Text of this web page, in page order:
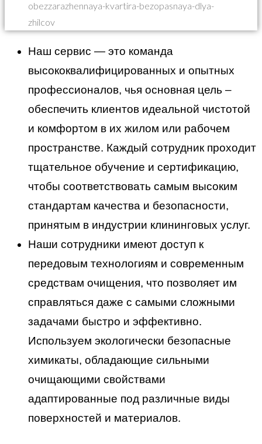
Наш сервис — это команда
высококвалифицированных и опытных
профессионалов, чья основная цель –
обеспечить клиентов идеальной чистотой
и комфортом в их жилом или рабочем
пространстве. Каждый сотрудник проходит
тщательное обучение и сертификацию,
чтобы соответствовать самым высоким
стандартам качества и безопасности,
принятым в индустрии клининговых услуг.
Наши сотрудники имеют доступ к
передовым технологиям и современным
средствам очищения, что позволяет им
справляться даже с самыми сложными
задачами быстро и эффективно.
Используем экологически безопасные
химикаты, обладающие сильными
очищающими свойствами
адаптированные под различные виды
поверхностей и материалов.